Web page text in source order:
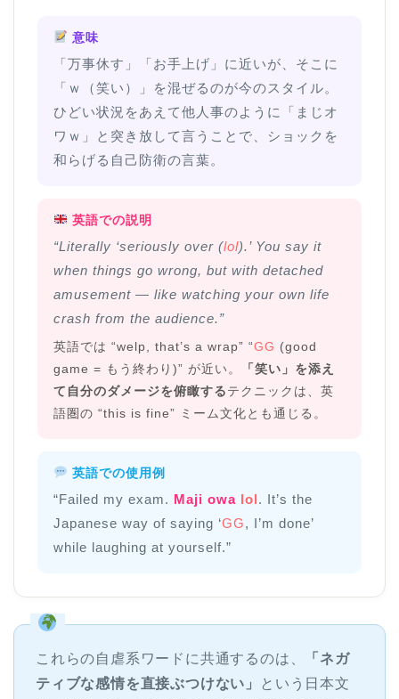
意味
「万事休す」「お手上げ」に近いが、そこに
「ｗ（笑い）」を混ぜるのが今のスタイル。
ひどい状況をあえて他人事のように「まじオ
ワｗ」と突き放して言うことで、ショックを
和らげる自己防衛の言葉。
英語での説明
“Literally ‘seriously over (lol).’ You say it
when things go wrong, but with detached
amusement — like watching your own life
crash from the audience.”
英語では “welp, that’s a wrap” “GG (good
game = もう終わり)” が近い。
「笑い」を添え
て自分のダメージを俯瞰するテクニックは、英
語圏の “this is fine” ミーム文化とも通じる。
英語での使用例
“Failed my exam. Maji owa lol. It’s the
Japanese way of saying ‘GG, I’m done’
while laughing at yourself.”
これらの自虐系ワードに共通するのは、
「ネガ
ティブな感情を直接ぶつけない」
という日本文